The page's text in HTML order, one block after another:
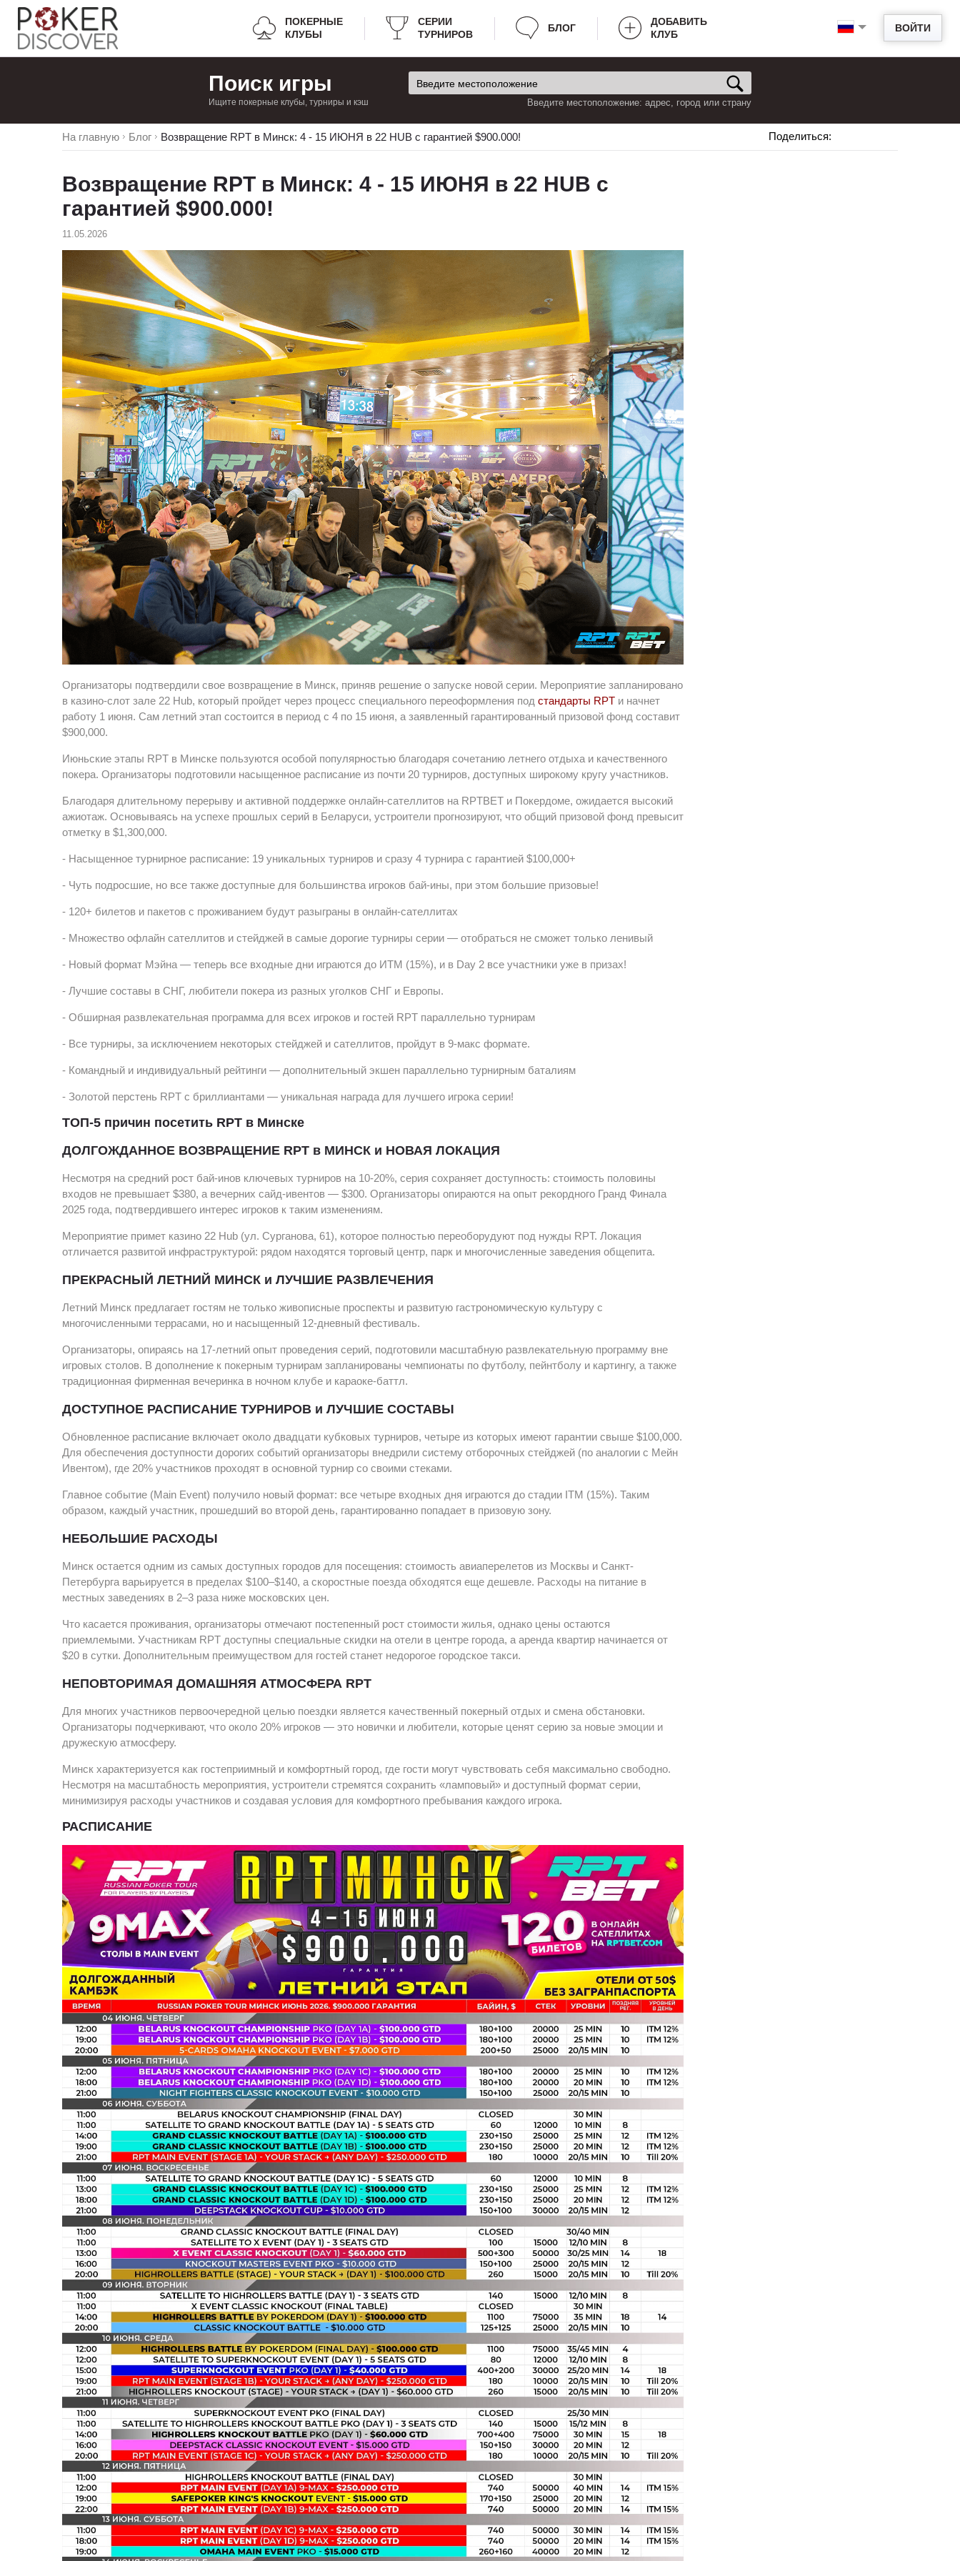
ВОЙТИ
ПОКЕРНЫЕ
КЛУБЫ
СЕРИИ
ТУРНИРОВ
БЛОГ
ДОБАВИТЬ
КЛУБ
Поиск игры
Ищите покерные клубы, турниры и кэш Введите местоположение: адрес, город или страну
Поделиться:
На главную Блог Возвращение RPT в Минск: 4 - 15 ИЮНЯ в 22 HUB c гарантией $900.000!
Возвращение RPT в Минск: 4 - 15 ИЮНЯ в 22 HUB c
гарантией $900.000!
11.05.2026
Организаторы подтвердили свое возвращение в Минск, приняв решение о запуске новой серии. Мероприятие запланировано
в казино-слот зале 22 Hub, который пройдет через процесс специального переоформления под стандарты RPT и начнет
работу 1 июня. Сам летний этап состоится в период с 4 по 15 июня, а заявленный гарантированный призовой фонд составит
$900,000.
Июньские этапы RPT в Минске пользуются особой популярностью благодаря сочетанию летнего отдыха и качественного
покера. Организаторы подготовили насыщенное расписание из почти 20 турниров, доступных широкому кругу участников.
Благодаря длительному перерыву и активной поддержке онлайн-сателлитов на RPTBET и Покердоме, ожидается высокий
ажиотаж. Основываясь на успехе прошлых серий в Беларуси, устроители прогнозируют, что общий призовой фонд превысит
отметку в $1,300,000.
- Насыщенное турнирное расписание: 19 уникальных турниров и сразу 4 турнира с гарантией $100,000+
- Чуть подросшие, но все также доступные для большинства игроков бай-ины, при этом большие призовые!
- 120+ билетов и пакетов с проживанием будут разыграны в онлайн-сателлитах
- Множество офлайн сателлитов и стейджей в самые дорогие турниры серии — отобраться не сможет только ленивый
- Новый формат Мэйна — теперь все входные дни играются до ИТМ (15%), и в Day 2 все участники уже в призах!
- Лучшие составы в СНГ, любители покера из разных уголков СНГ и Европы.
- Обширная развлекательная программа для всех игроков и гостей RPT параллельно турнирам
- Все турниры, за исключением некоторых стейджей и сателлитов, пройдут в 9-макс формате.
- Командный и индивидуальный рейтинги — дополнительный экшен параллельно турнирным баталиям
- Золотой перстень RPT с бриллиантами — уникальная награда для лучшего игрока серии!
ТОП-5 причин посетить RPT в Минске
ДОЛГОЖДАННОЕ ВОЗВРАЩЕНИЕ RPT в МИНСК и НОВАЯ ЛОКАЦИЯ
Несмотря на средний рост бай-инов ключевых турниров на 10-20%, серия сохраняет доступность: стоимость половины
входов не превышает $380, а вечерних сайд-ивентов — $300. Организаторы опираются на опыт рекордного Гранд Финала
2025 года, подтвердившего интерес игроков к таким изменениям.
Мероприятие примет казино 22 Hub (ул. Сурганова, 61), которое полностью переоборудуют под нужды RPT. Локация
отличается развитой инфраструктурой: рядом находятся торговый центр, парк и многочисленные заведения общепита.
ПРЕКРАСНЫЙ ЛЕТНИЙ МИНСК и ЛУЧШИЕ РАЗВЛЕЧЕНИЯ
Летний Минск предлагает гостям не только живописные проспекты и развитую гастрономическую культуру с
многочисленными террасами, но и насыщенный 12-дневный фестиваль.
Организаторы, опираясь на 17-летний опыт проведения серий, подготовили масштабную развлекательную программу вне
игровых столов. В дополнение к покерным турнирам запланированы чемпионаты по футболу, пейнтболу и картингу, а также
традиционная фирменная вечеринка в ночном клубе и караоке-баттл.
ДОСТУПНОЕ РАСПИСАНИЕ ТУРНИРОВ и ЛУЧШИЕ СОСТАВЫ
Обновленное расписание включает около двадцати кубковых турниров, четыре из которых имеют гарантии свыше $100,000.
Для обеспечения доступности дорогих событий организаторы внедрили систему отборочных стейджей (по аналогии с Мейн
Ивентом), где 20% участников проходят в основной турнир со своими стеками.
Главное событие (Main Event) получило новый формат: все четыре входных дня играются до стадии ITM (15%). Таким
образом, каждый участник, прошедший во второй день, гарантированно попадает в призовую зону.
НЕБОЛЬШИЕ РАСХОДЫ
Минск остается одним из самых доступных городов для посещения: стоимость авиаперелетов из Москвы и Санкт-
Петербурга варьируется в пределах $100–$140, а скоростные поезда обходятся еще дешевле. Расходы на питание в
местных заведениях в 2–3 раза ниже московских цен.
Что касается проживания, организаторы отмечают постепенный рост стоимости жилья, однако цены остаются
приемлемыми. Участникам RPT доступны специальные скидки на отели в центре города, а аренда квартир начинается от
$20 в сутки. Дополнительным преимуществом для гостей станет недорогое городское такси.
НЕПОВТОРИМАЯ ДОМАШНЯЯ АТМОСФЕРА RPT
Для многих участников первоочередной целью поездки является качественный покерный отдых и смена обстановки.
Организаторы подчеркивают, что около 20% игроков — это новички и любители, которые ценят серию за новые эмоции и
дружескую атмосферу.
Минск характеризуется как гостеприимный и комфортный город, где гости могут чувствовать себя максимально свободно.
Несмотря на масштабность мероприятия, устроители стремятся сохранить «ламповый» и доступный формат серии,
минимизируя расходы участников и создавая условия для комфортного пребывания каждого игрока.
РАСПИСАНИЕ